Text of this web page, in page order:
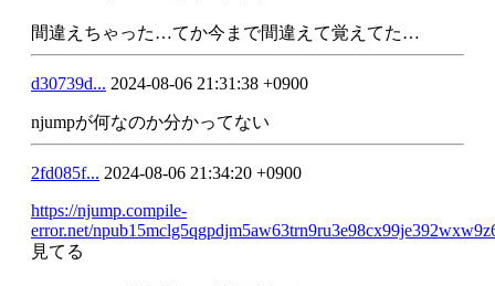
間違えちゃった…てか今まで間違えて覚えてた…
d30739d... 2024-08-06 21:31:38 +0900
njumpが何なのか分かってない
2fd085f... 2024-08-06 21:34:20 +0900
https://njump.compile-
error.net/
見てる